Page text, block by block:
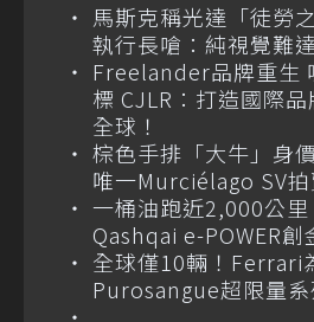
馬斯克稱光達「徒勞
執行長嗆：純視覺難
Freelander品牌重生
標 CJLR：打造國際
全球！
棕色手排「大牛」身
唯一Murciélago SV拍
一桶油跑近2,000公里
Qashqai e-POWER
全球僅10輛！Ferrari
Purosangue超限量系